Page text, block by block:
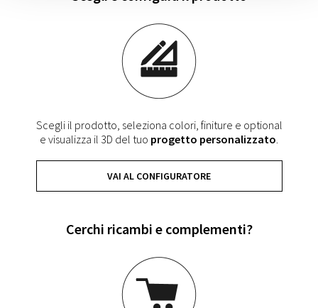
Scegli il prodotto, seleziona colori, finiture e optional
e visualizza il 3D del tuo progetto personalizzato
VAI AL CONFIGURATORE
Cerchi ricambi e complementi?